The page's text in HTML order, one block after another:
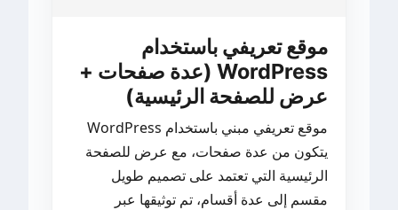
موقع تعريفي باستخدام
WordPress (عدة صفحات +
عرض للصفحة الرئيسية)
موقع تعريفي مبني باستخدام WordPress
يتكون من عدة صفحات، مع عرض للصفحة
الرئيسية التي تعتمد على تصميم طويل
مقسم إلى عدة أقسام، تم توثيقها عبر